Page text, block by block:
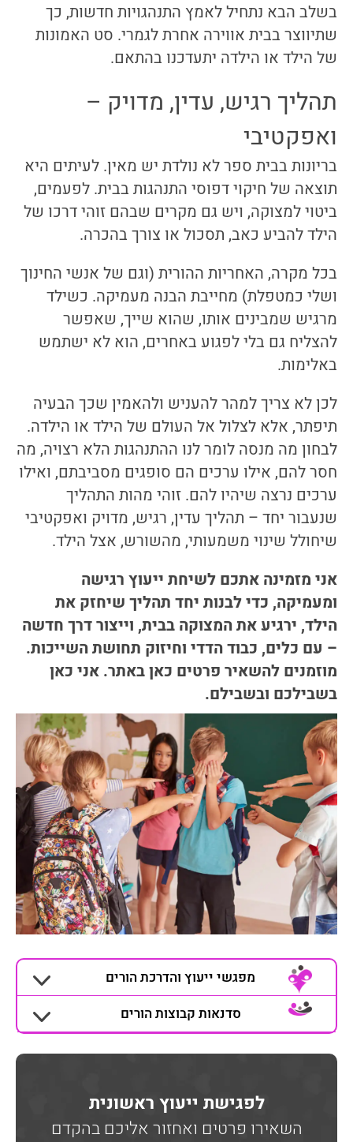
בשלב הבא נתחיל לאמץ התנהגויות חדשות, כך
שתיווצר בבית אווירה אחרת לגמרי. סט האמונות
של הילד או הילדה יתעדכנו בהתאם.
תהליך רגיש, עדין, מדויק –
ואפקטיבי
בריונות בבית ספר לא נולדת יש מאין. לעיתים היא
תוצאה של חיקוי דפוסי התנהגות בבית. לפעמים,
ביטוי למצוקה, ויש גם מקרים שבהם זוהי דרכו של
הילד להביע כאב, תסכול או צורך בהכרה.
בכל מקרה, האחריות ההורית (וגם של אנשי החינוך
ושלי כמטפלת) מחייבת הבנה מעמיקה. כשילד
מרגיש שמבינים אותו, שהוא שייך, שאפשר
להצליח גם בלי לפגוע באחרים, הוא לא ישתמש
באלימות.
לכן לא צריך למהר להעניש ולהאמין שכך הבעיה
תיפתר, אלא לצלול אל העולם של הילד או הילדה.
לבחון מה מנסה לומר לנו ההתנהגות הלא רצויה, מה
חסר להם, אילו ערכים הם סופגים מסביבתם, ואילו
ערכים נרצה שיהיו להם. זוהי מהות התהליך
שנעבור יחד – תהליך עדין, רגיש, מדויק ואפקטיבי
שיחולל שינוי משמעותי, מהשורש, אצל הילד.
אני מזמינה אתכם לשיחת ייעוץ רגישה
ומעמיקה, כדי לבנות יחד תהליך שיחזק את
הילד, ירגיע את המצוקה בבית, וייצור דרך חדשה
– עם כלים, כבוד הדדי וחיזוק תחושת השייכות.
מוזמנים להשאיר פרטים כאן באתר. אני כאן
בשבילכם ובשבילם.
מפגשי ייעוץ והדרכת הורים
סדנאות קבוצות הורים
לפגישת ייעוץ ראשונית
השאירו פרטים ואחזור אליכם בהקדם